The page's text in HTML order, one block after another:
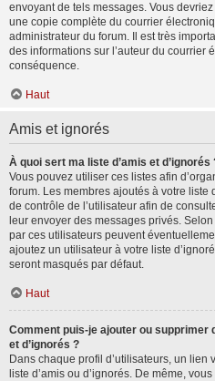
envoyant de tels messages. Vous
une copie complète du courrier
administrateur du forum. Il est très
des informations sur l’auteur du courrier
conséquence.
Haut
Amis et ignorés
À quoi sert ma liste d’amis et d’ignorés
Vous pouvez utiliser ces listes afin
forum. Les membres ajoutés à votre liste
de contrôle de l’utilisateur afin de
leur envoyer des messages privés.
par ces utilisateurs peuvent
ajoutez un utilisateur à votre liste
seront masqués par défaut.
Haut
Comment puis-je ajouter ou supprimer
et d’ignorés ?
Dans chaque profil d’utilisateurs, un lien
liste d’amis ou d’ignorés. De même,